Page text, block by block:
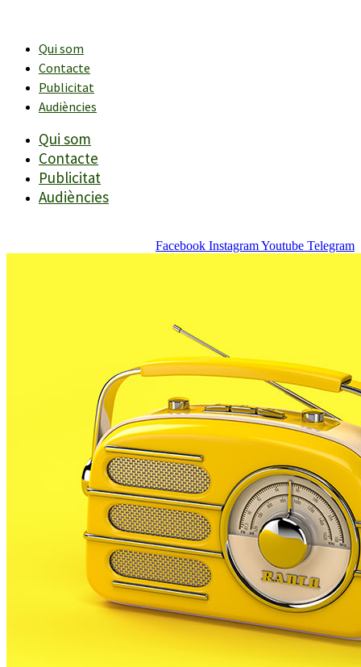
contingutQui som
Contacte
Publicitat
Audiències
Qui som
Contacte
Publicitat
Audiències
Facebook InstagramYoutube Telegram